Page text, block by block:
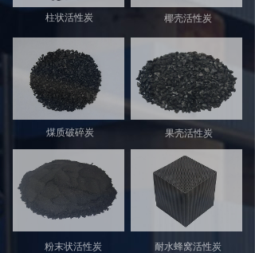
柱状活性炭 椰壳活性炭
耐水蜂窝活性炭
粉末状活性炭
煤质破碎炭 果壳活性炭